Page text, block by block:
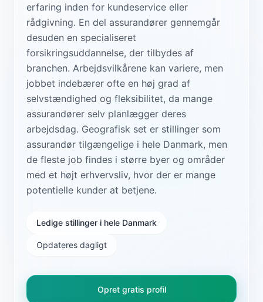
erfaring inden for kundeservice eller
rådgivning. En del assurandører gennemgår
desuden en specialiseret
forsikringsuddannelse, der tilbydes af
branchen. Arbejdsvilkårene kan variere, men
jobbet indebærer ofte en høj grad af
selvstændighed og fleksibilitet, da mange
assurandører selv planlægger deres
arbejdsdag. Geografisk set er stillinger som
assurandør tilgængelige i hele Danmark, men
de fleste job findes i større byer og områder
med et højt erhvervsliv, hvor der er mange
potentielle kunder at betjene.
Ledige stillinger i hele Danmark
Opdateres dagligt
Opret gratis profil